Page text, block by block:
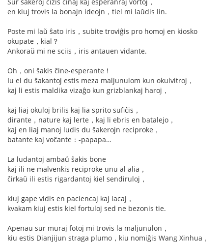
en kiuj trovis la bonajn ideojn，tiel mi laŭdis lin.
Poste mi laŭ ŝato iris，subite troviĝis pro homoj en kiosko
okupate，kial？
Ankoraŭ mi ne sciis，iris antauen vidante.
Oh，oni ŝakis ĉine-esperante！
Iu el du ŝakantoj estis meza maljunulom kun okulvitroj，
kaj li estis maldika vizaĝo kun grizblankaj haroj，
kaj liaj okuloj brilis kaj lia sprito sufiĉis，
dirante，nature kaj lerte，kaj li ebris en batalejo，
kaj en liaj manoj ludis du ŝakerojn reciproke，
batante kaj voĉante：-papapa…
La ludantoj ambaŭ ŝakis bone
kaj ili ne malvenkis reciproke unu al alia，
ĉirkaŭ ili estis rigardantoj kiel sendiruloj，
kiuj gape vidis en paciencaj kaj lacaj，
kvakam kiuj estis kiel fortuloj sed ne bezonis tie.
Apenau sur muraj fotoj mi trovis la maljunulon，
kiu estis Dianjijun straga plumo，kiu nomiĝis Wang Xinhua，